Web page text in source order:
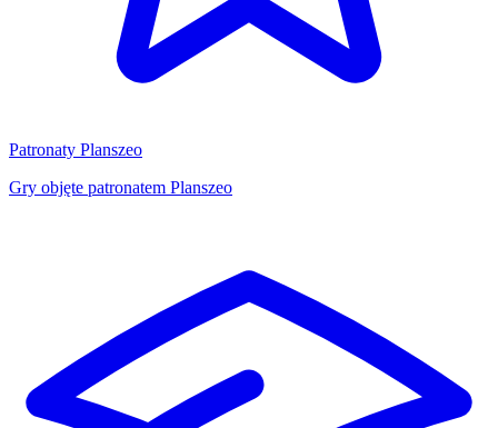
Patronaty Planszeo
Gry objęte patronatem Planszeo